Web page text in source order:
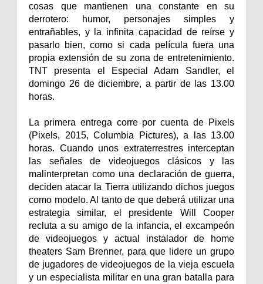
cosas que mantienen una constante en su
derrotero: humor, personajes simples y
entrañables, y la infinita capacidad de reírse y
pasarlo bien, como si cada película fuera una
propia extensión de su zona de entretenimiento.
TNT presenta el Especial Adam Sandler, el
domingo 26 de diciembre, a partir de las 13.00
horas.
La primera entrega corre por cuenta de Pixels
(Pixels, 2015, Columbia Pictures), a las 13.00
horas. Cuando unos extraterrestres interceptan
las señales de videojuegos clásicos y las
malinterpretan como una declaración de guerra,
deciden atacar la Tierra utilizando dichos juegos
como modelo. Al tanto de que deberá utilizar una
estrategia similar, el presidente Will Cooper
recluta a su amigo de la infancia, el excampeón
de videojuegos y actual instalador de home
theaters Sam Brenner, para que lidere un grupo
de jugadores de videojuegos de la vieja escuela
y un especialista militar en una gran batalla para